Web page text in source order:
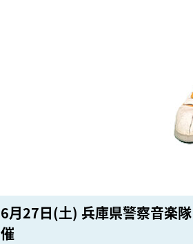
6月27日(土) 兵庫県警察音楽
催